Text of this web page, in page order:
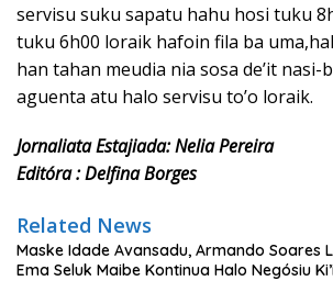
servisu suku sapatu hahu hosi tuku
tuku 6h00 loraik hafoin fila ba
han tahan meudia nia sosa de’it nasi-
aguenta atu halo servisu to’o loraik.
Jornaliata Estajiada: Nelia Pereira
Editóra : Delfina Borges
Related News
Maske Idade Avansadu, Armando Soares
Ema Seluk Maibe Kontinua Halo Negósiu